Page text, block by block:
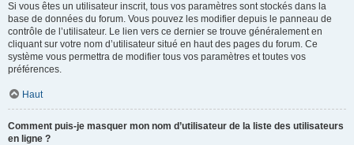
Si vous êtes un utilisateur inscrit, tous vos paramètres sont stockés dans la
base de données du forum. Vous pouvez les modifier depuis le panneau de
contrôle de l’utilisateur. Le lien vers ce dernier se trouve généralement en
cliquant sur votre nom d’utilisateur situé en haut des pages du forum. Ce
système vous permettra de modifier tous vos paramètres et toutes vos
préférences.
Haut
Comment puis-je masquer mon nom d’utilisateur de la liste des utilisateurs
en ligne ?